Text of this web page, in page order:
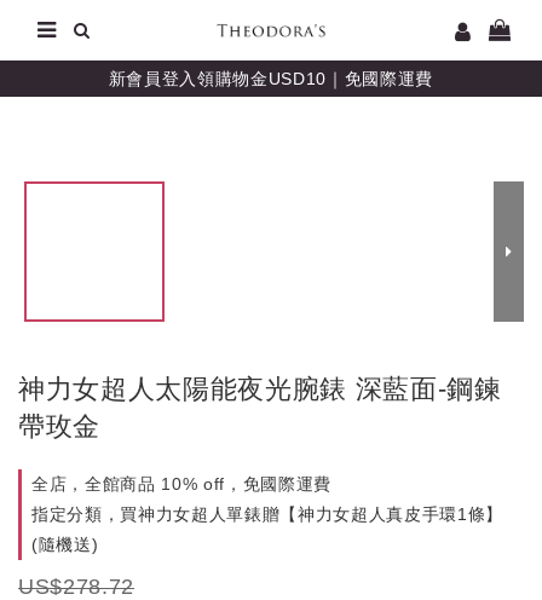
新會員登入領購物金USD10｜免國際運費
神力女超人太陽能夜光腕錶 深藍面-鋼鍊
帶玫金
全店，全館商品 10% off，免國際運費
指定分類，買神力女超人單錶贈【神力女超人真皮手環1條】
(隨機送)
US$278.72